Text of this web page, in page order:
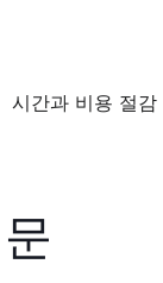
시간과 비용 절감